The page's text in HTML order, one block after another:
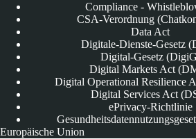
Compliance -
CSA-Verordnung
Data Act
Digitale-Dienste-Gesetz
Digital-Gesetz
Digital Markets Act
Digital Operational Resilience
Digital Services Act
ePrivacy-Richtlinie
Europäische Union